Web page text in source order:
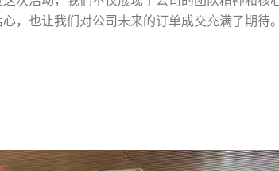
，也让我们对公司未来的订单成交充满了期待。